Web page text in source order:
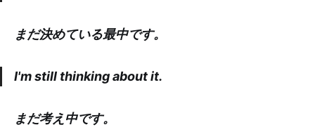
まだ決めている最中です。
I'm still thinking about it.
まだ考え中です。